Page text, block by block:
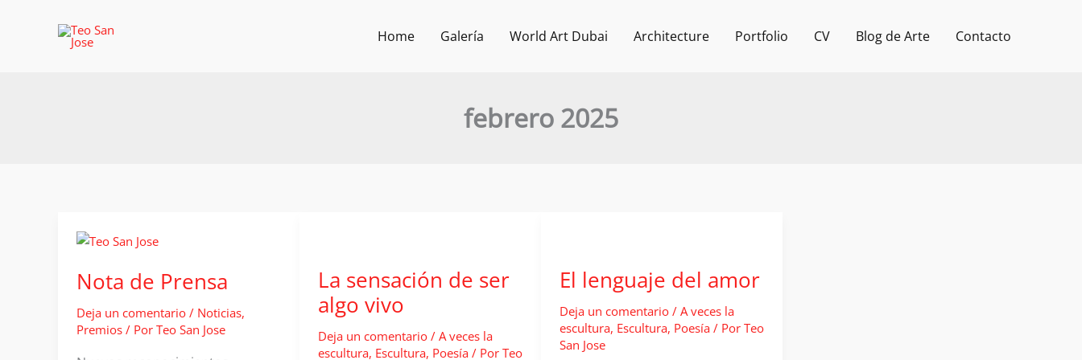
Home Galería World Art Dubai Architecture Portfolio CV Blog de Arte Contacto
febrero 2025
Nota de Prensa
Deja un comentario / Noticias,
Premios/ Por Teo San Jose
La sensación de ser
algo vivo
Deja un comentario / A veces la
escultura, Escultura, Poesía/ Por Teo
El lenguaje del amor
Deja un comentario / A veces la
escultura, Escultura, Poesía/ Por Teo
San Jose